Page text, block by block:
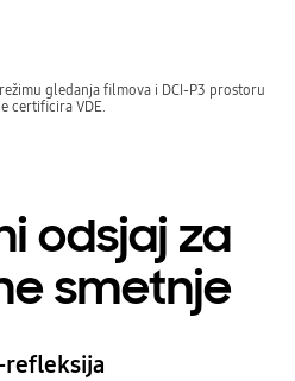
gledanja filmova i DCI-P3 prostoru
certificira VDE.
odsjaj za
smetnje